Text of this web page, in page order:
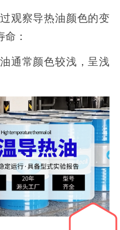
观察导热油颜色的变
：
通常颜色较浅，呈浅